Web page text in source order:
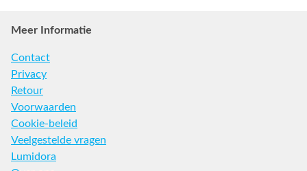
Meer Informatie
Contact
Privacy
Retour
Voorwaarden
Cookie-beleid
Veelgestelde vragen
Lumidora